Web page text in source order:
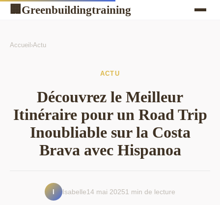
🏢 Greenbuildingtraining
Accueil ›Actu
ACTU
Découvrez le Meilleur
Itinéraire pour un Road Trip
Inoubliable sur la Costa
Brava avec Hispanoa
I Isabelle14 mai 20251 min de lecture